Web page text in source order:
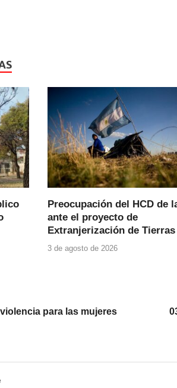
Preocupación del HCD de
ante el proyecto de
Extranjerización de Tierras
3 de agosto de 2026
para las mujeres